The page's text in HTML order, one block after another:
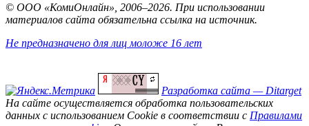
© ООО «КомиОнлайн», 2006–2026. При использовании
материалов сайта обязательна ссылка на источник.
Не предназначено для лиц моложе 16 лет
Разработка сайта — Ditarget
На сайте осуществляется обработка пользовательских
данных с использованием Cookie в соответствии с Правилами